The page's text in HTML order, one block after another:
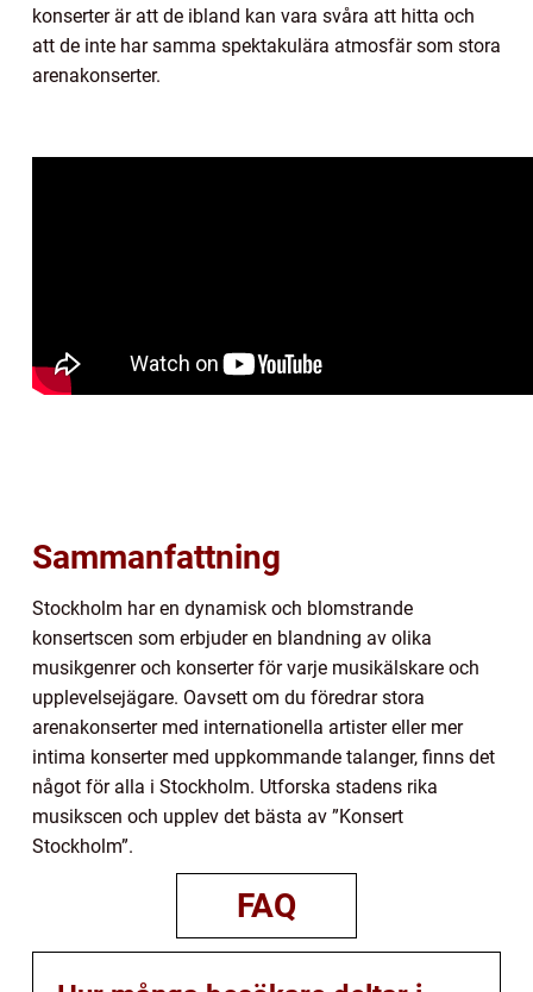
konserter är att de ibland kan vara svåra att hitta och
att de inte har samma spektakulära atmosfär som stora
arenakonserter.
Sammanfattning
Stockholm har en dynamisk och blomstrande
konsertscen som erbjuder en blandning av olika
musikgenrer och konserter för varje musikälskare och
upplevelsejägare. Oavsett om du föredrar stora
arenakonserter med internationella artister eller mer
intima konserter med uppkommande talanger, finns det
något för alla i Stockholm. Utforska stadens rika
musikscen och upplev det bästa av ”Konsert
Stockholm”.
FAQ